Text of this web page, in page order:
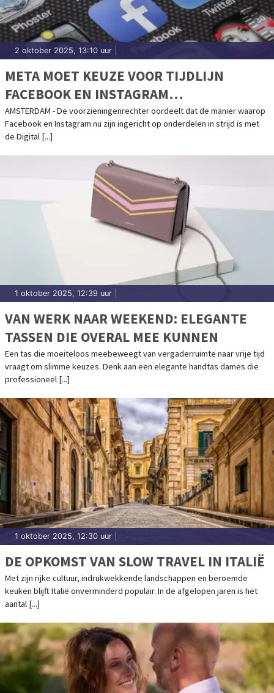
2 oktober 2025, 13:10 uur
META MOET KEUZE VOOR TIJDLIJN
FACEBOOK EN INSTAGRAM
VERGEMAKKELIJKEN
AMSTERDAM - De voorzieningenrechter oordeelt dat de manier waarop
Facebook en Instagram nu zijn ingericht op onderdelen in strijd is met
de Digital [...]
1 oktober 2025, 12:39 uur
VAN WERK NAAR WEEKEND: ELEGANTE
TASSEN DIE OVERAL MEE KUNNEN
Een tas die moeiteloos meebeweegt van vergaderruimte naar vrije tijd
vraagt om slimme keuzes. Denk aan een elegante handtas dames die
professioneel [...]
1 oktober 2025, 12:30 uur
DE OPKOMST VAN SLOW TRAVEL IN ITALIË
Met zijn rijke cultuur, indrukwekkende landschappen en beroemde
keuken blijft Italië onverminderd populair. In de afgelopen jaren is het
aantal [...]